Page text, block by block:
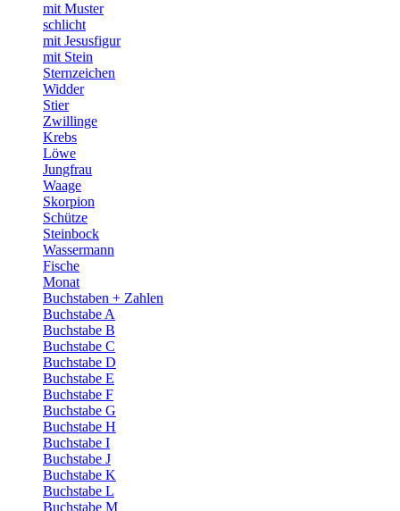
mit Muster
schlicht
mit Jesusfigur
mit Stein
Sternzeichen
Widder
Stier
Zwillinge
Krebs
Löwe
Jungfrau
Waage
Skorpion
Schütze
Steinbock
Wassermann
Fische
Monat
Buchstaben + Zahlen
Buchstabe A
Buchstabe B
Buchstabe C
Buchstabe D
Buchstabe E
Buchstabe F
Buchstabe G
Buchstabe H
Buchstabe I
Buchstabe J
Buchstabe K
Buchstabe L
Buchstabe M